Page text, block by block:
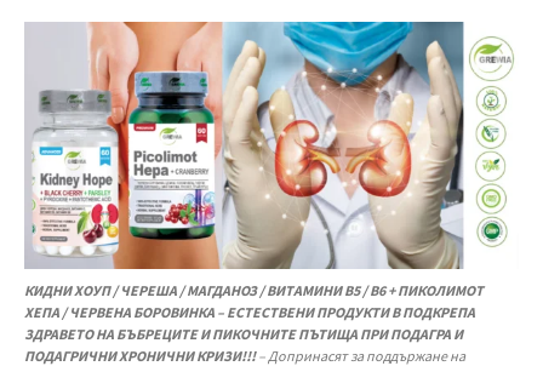
КИДНИ ХОУП / ЧЕРЕША / МАГДАНОЗ / ВИТАМИНИ В5 / В6 + ПИКОЛИМОТ
ХЕПА / ЧЕРВЕНА БОРОВИНКА – ЕСТЕСТВЕНИ ПРОДУКТИ В ПОДКРЕПА
ЗДРАВЕТО НА БЪБРЕЦИТЕ И ПИКОЧНИТЕ ПЪТИЩА ПРИ ПОДАГРА И
ПОДАГРИЧНИ ХРОНИЧНИ КРИЗИ!!!– Допринасят за поддържане на